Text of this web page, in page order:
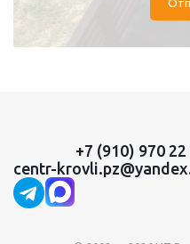
+7 (910) 970 22
centr-